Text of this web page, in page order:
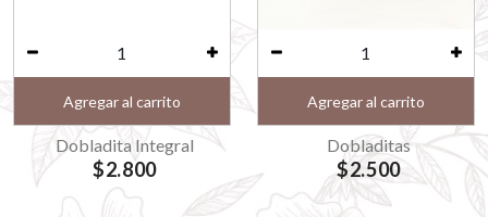
Agregar al carrito
Dobladita Integral
$2.800
Agregar al carrito
Dobladitas
$2.500